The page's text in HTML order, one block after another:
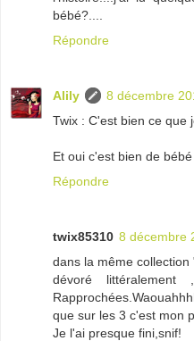
bébé?....
Répondre
Alily
8 décembre
Twix : C'est bien ce que
Et oui c'est bien de
Répondre
twix85310 8 décembre
dans la même
dévoré littéralement
que sur les 3 c'est mon
Je l'ai presque fini,snif!